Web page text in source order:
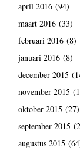
april 2016(94)
maart 2016(33)
februari 2016(8)
januari 2016(8)
december 2015
november 2015
oktober 2015 (27)
september 2015
augustus 2015